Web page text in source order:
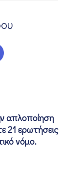
απλοποίηση
21 ερωτήσεις
νόμο.